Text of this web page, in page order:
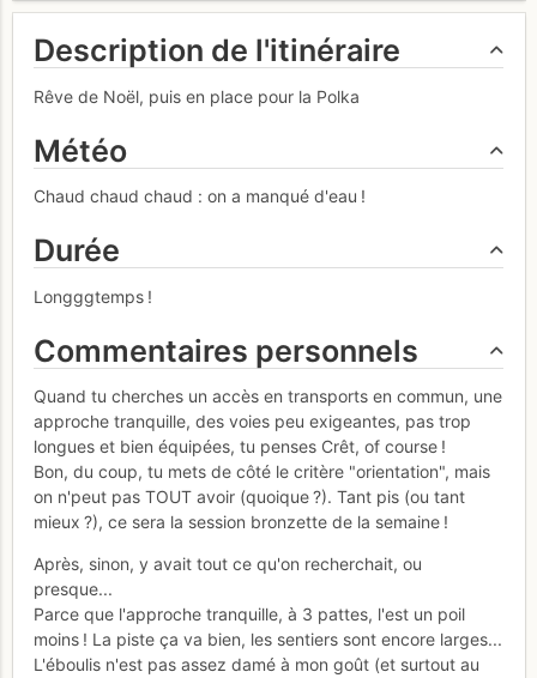
Description de l'itinéraire
Rêve de Noël, puis en place pour la Polka
Météo
Chaud chaud chaud : on a manqué d'eau !
Durée
Longggtemps !
Commentaires personnels
Quand tu cherches un accès en transports en commun, une
approche tranquille, des voies peu exigeantes, pas trop
longues et bien équipées, tu penses Crêt, of course !
Bon, du coup, tu mets de côté le critère "orientation", mais
on n'peut pas TOUT avoir (quoique ?). Tant pis (ou tant
mieux ?), ce sera la session bronzette de la semaine !
Après, sinon, y avait tout ce qu'on recherchait, ou
presque...
Parce que l'approche tranquille, à 3 pattes, l'est un poil
moins ! La piste ça va bien, les sentiers sont encore larges...
L'éboulis n'est pas assez damé à mon goût (et surtout au